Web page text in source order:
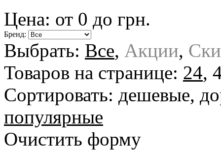
Цена: от 0 до грн.
Бренд:
Выбрать: Все, Акции,
Товаров на странице: 24,
Сортировать: дешевые,
популярные
Очистить форму